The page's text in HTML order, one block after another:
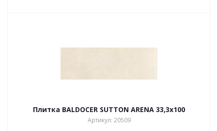
Плитка BALDOCER SUTTON ARENA 33,3х100
Артикул: 20509